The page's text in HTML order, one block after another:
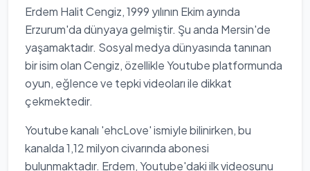
Erdem Halit Cengiz, 1999 yılının Ekim ayında
Erzurum'da dünyaya gelmiştir. Şu anda Mersin'de
yaşamaktadır. Sosyal medya dünyasında tanınan
bir isim olan Cengiz, özellikle Youtube platformunda
oyun, eğlence ve tepki videoları ile dikkat
çekmektedir.
Youtube kanalı 'ehcLove' ismiyle bilinirken, bu
kanalda 1,12 milyon civarında abonesi
bulunmaktadır. Erdem, Youtube'daki ilk videosunu